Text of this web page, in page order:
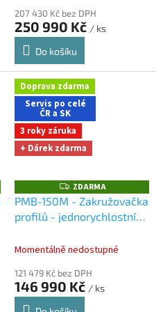
207 430 Kč bez DPH
250 990 Kč / ks
Do košíku
Doprava zdarma
Servis po celé
ČR a SK
3 roky záruka
+ Dárek zdarma
Z
D
A
R
ZDARMA
PMB-150M - Zakružovačka
profilů - jednorychlostní
při nákupu na e-shopu
Momentálně nedostupné
121 479 Kč bez DPH
146 990 Kč / ks